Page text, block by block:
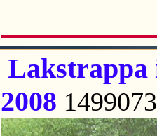
Lakstrappa
2008